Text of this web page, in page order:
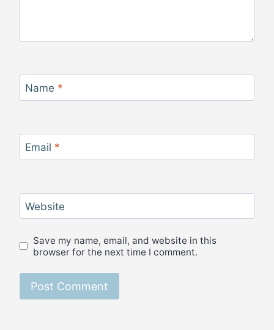
Name *
Email *
Website
Save my name, email, and website in this
browser for the next time I comment.